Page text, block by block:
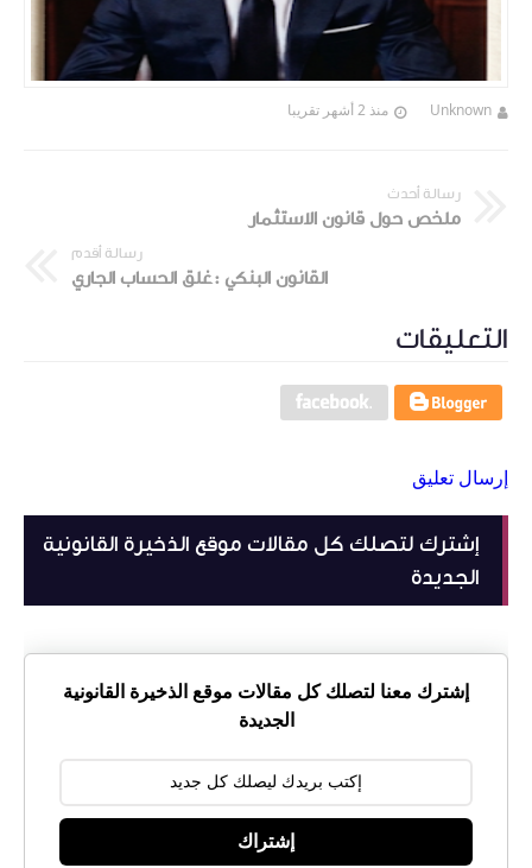
Unknown منذ 2 أشهر تقريبا
رسالة أحدث
ملخص حول قانون الاستثمار
رسالة أقدم
القانون البنكي :غلق الحساب الجاري
التعليقات
إرسال تعليق
إشترك لتصلك كل مقالات موقع الذخيرة القانونية
الجديدة
إشترك معنا لتصلك كل مقالات موقع الذخيرة القانونية
الجديدة
إشتراك